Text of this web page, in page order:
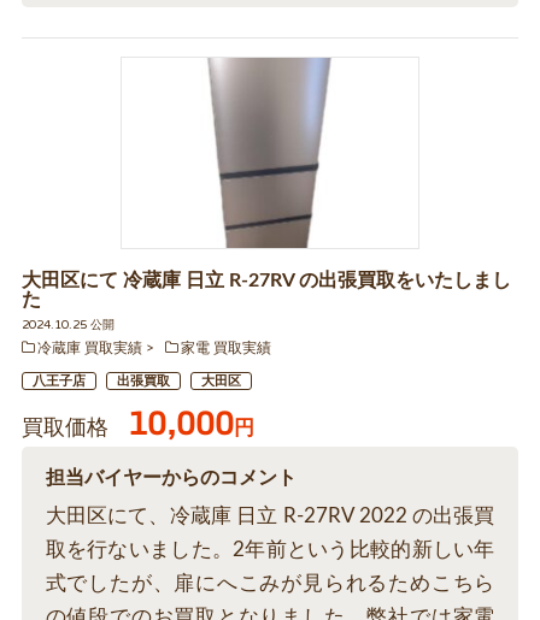
大田区にて 冷蔵庫 日立 R-27RV の出張買取をいたしまし
た
2024.10.25 公開
冷蔵庫 買取実績
家電 買取実績
八王子店 出張買取 大田区
買取価格 10,000円
担当バイヤーからのコメント
大田区にて、冷蔵庫 日立 R-27RV 2022 の出張買
取を行ないました。2年前という比較的新しい年
式でしたが、扉にへこみが見られるためこちら